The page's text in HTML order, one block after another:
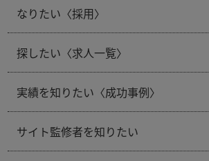
なりたい〈採用〉
探したい〈求人一覧〉
実績を知りたい〈成功事例〉
サイト監修者を知りたい